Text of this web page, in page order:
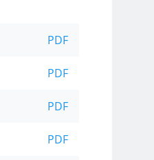
PDF
PDF
PDF
PDF